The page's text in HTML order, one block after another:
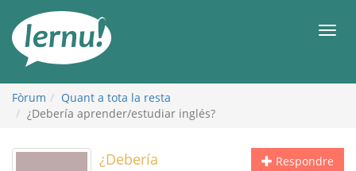
contingut
Fòrum
Quant a tota la resta
¿Debería aprender/estudiar inglés?
Respondre
¿Debería